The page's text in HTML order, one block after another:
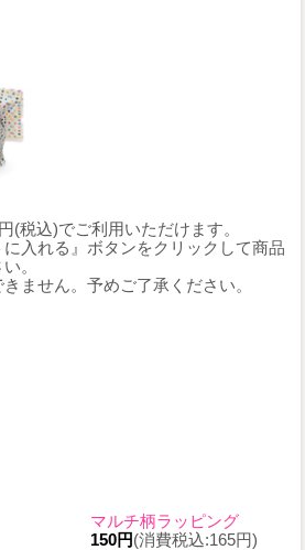
(税込)でご利用いただけます。
入れる』ボタンをクリックして商品
。
ません。予めご了承ください。
マルチ柄ラッピング
150円(消費税込:165円)